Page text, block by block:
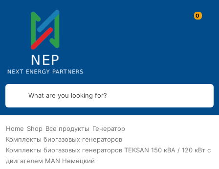
What are you looking for?
Home Shop Все продукты Генератор
Комплекты биогазовых генераторов
Комплекты биогазовых генераторов TEKSAN 150 кВА / 120 кВт с
двигателем MAN Немецкий